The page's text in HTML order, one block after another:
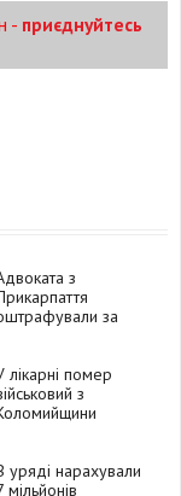
- приєднуйтесь
з
за
лікарні помер
з
уряді нарахували
мільйонів